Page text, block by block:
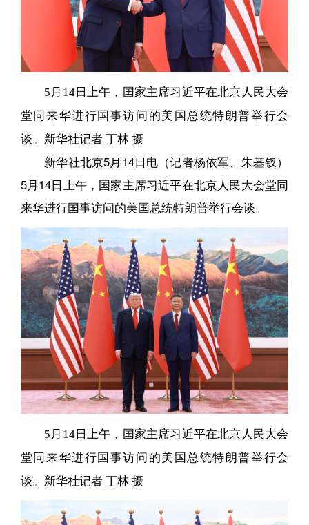
5月14日上午，国家主席习近平在北京人民大会
堂同来华进行国事访问的美国总统特朗普举行会
谈。新华社记者 丁林 摄
新华社北京5月14日电（记者杨依军、朱基钗）
5月14日上午，国家主席习近平在北京人民大会堂同
来华进行国事访问的美国总统特朗普举行会谈。
5月14日上午，国家主席习近平在北京人民大会
堂同来华进行国事访问的美国总统特朗普举行会
谈。新华社记者 丁林 摄